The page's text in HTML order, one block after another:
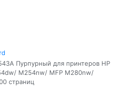
Пурпурный для принтеров HP
M254nw/ MFP M280nw/
страниц